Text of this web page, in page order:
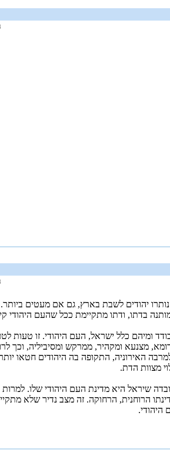
(הכוונה כשרוב היהודים גלו, הוגלו, היגרו מאהרץ עשרות פעמים ב-‏1900 שנים, אם כי תמיד
בדתו, ודתו מתקיימת ככל שהעם היהודי
ומיהם כלל ישראל, העם היהודי. זו טעות
מצנעא ומקהיר, ממרקש ומסיביליה, וכך
האירוניה, התקופה בה היהודים חטאו
מצוות הדת.
שיראל היא מדינת העם היהודי שלו. למרות
הרוחנית, הרחוקה. זה מצב נדיר שלא
היהודי.